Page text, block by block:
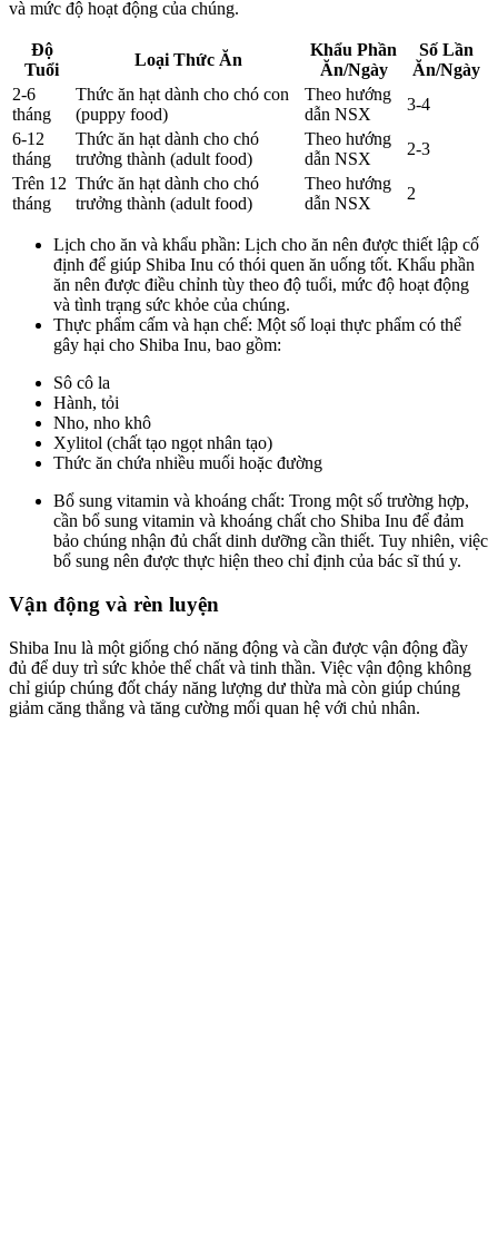
và mức độ hoạt động của chúng.
Độ
Tuổi
Loại Thức Ăn
Khẩu Phần
Ăn/Ngày
Số Lần
Ăn/Ngày
2-6
tháng
Thức ăn hạt dành cho chó con
(puppy food)
Theo hướng
dẫn NSX
3-4
6-12
tháng
Thức ăn hạt dành cho chó
trưởng thành (adult food)
Theo hướng
dẫn NSX
2-3
Trên 12
tháng
Thức ăn hạt dành cho chó
trưởng thành (adult food)
Theo hướng
dẫn NSX
2
Lịch cho ăn và khẩu phần: Lịch cho ăn nên được thiết lập cố
định để giúp Shiba Inu có thói quen ăn uống tốt. Khẩu phần
ăn nên được điều chỉnh tùy theo độ tuổi, mức độ hoạt động
và tình trạng sức khỏe của chúng.
Thực phẩm cấm và hạn chế: Một số loại thực phẩm có thể
gây hại cho Shiba Inu, bao gồm:
Sô cô la
Hành, tỏi
Nho, nho khô
Xylitol (chất tạo ngọt nhân tạo)
Thức ăn chứa nhiều muối hoặc đường
Bổ sung vitamin và khoáng chất: Trong một số trường hợp,
cần bổ sung vitamin và khoáng chất cho Shiba Inu để đảm
bảo chúng nhận đủ chất dinh dưỡng cần thiết. Tuy nhiên, việc
bổ sung nên được thực hiện theo chỉ định của bác sĩ thú y.
Vận động và rèn luyện
Shiba Inu là một giống chó năng động và cần được vận động đầy
đủ để duy trì sức khỏe thể chất và tinh thần. Việc vận động không
chỉ giúp chúng đốt cháy năng lượng dư thừa mà còn giúp chúng
giảm căng thẳng và tăng cường mối quan hệ với chủ nhân.